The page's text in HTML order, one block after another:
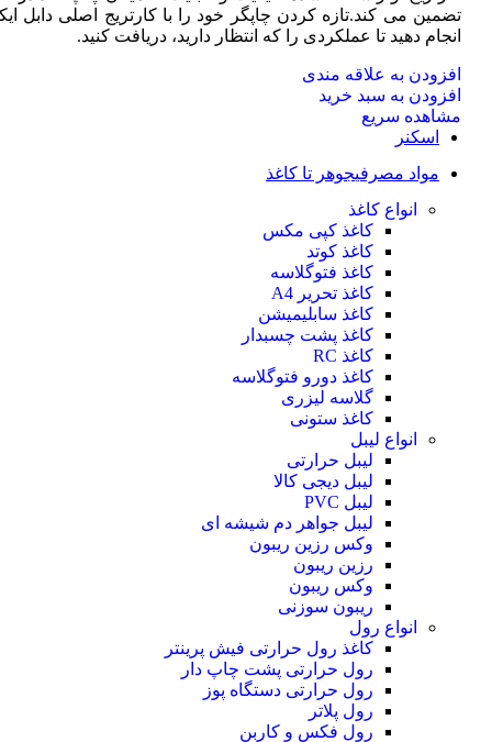
تضمین می کند.تازه کردن چاپگر خود را با کارتریج اصلی دابل
انجام دهید تا عملکردی را که انتظار دارید، دریافت کنید.
افزودن به علاقه مندی
افزودن به سبد خرید
مشاهده سریع
اسکنر
مواد مصرفیجوهر تا کاغذ
انواع کاغذ
کاغذ کپی مکس
کاغذ کوتد
کاغذ فتوگلاسه
کاغذ تحریر A4
کاغذ سابلیمیشن
کاغذ پشت چسبدار
کاغذ RC
کاغذ دورو فتوگلاسه
گلاسه لیزری
کاغذ ستونی
انواع لیبل
لیبل حرارتی
لیبل دیجی کالا
لیبل PVC
لیبل جواهر دم شیشه ای
وکس رزین ریبون
رزین ریبون
وکس ریبون
ریبون سوزنی
انواع رول
کاغذ رول حرارتی فیش پرینتر
رول حرارتی پشت چاپ دار
رول حرارتی دستگاه پوز
رول پلاتر
رول فکس و کاربن